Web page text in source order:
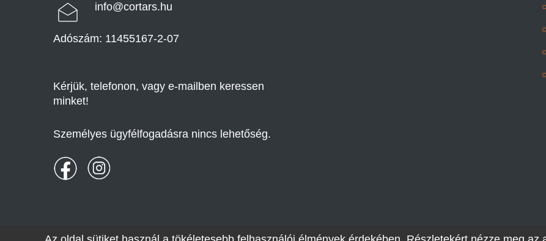
info@cortars.hu
Adószám: 11455167-2-07
Kérjük, telefonon, vagy e-mailben keressen
minket!
Személyes ügyfélfogadásra nincs lehetőség.